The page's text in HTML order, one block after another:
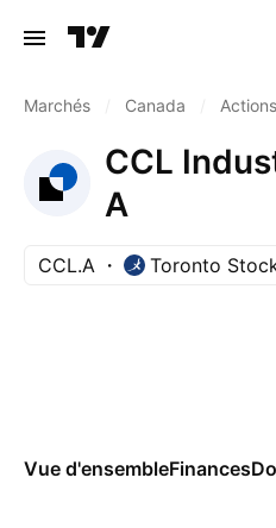
Marchés Canada Actions
CCL
A
CCL.A Toronto
Vue d'ensembleFinances